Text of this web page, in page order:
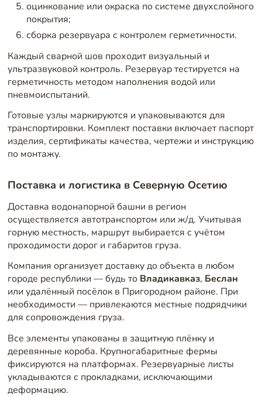
оцинкование или окраска по системе двухслойного
покрытия;
сборка резервуара с контролем герметичности.
Каждый сварной шов проходит визуальный и
ультразвуковой контроль. Резервуар тестируется на
герметичность методом наполнения водой или
пневмоиспытаний.
Готовые узлы маркируются и упаковываются для
транспортировки. Комплект поставки включает паспорт
изделия, сертификаты качества, чертежи и инструкцию
по монтажу.
Поставка и логистика в Северную Осетию
Доставка водонапорной башни в регион
осуществляется автотранспортом или ж/д. Учитывая
горную местность, маршрут выбирается с учётом
проходимости дорог и габаритов груза.
Компания организует доставку до объекта в любом
городе республики — будь то Владикавказ, Беслан
или удалённый посёлок в Пригородном районе. При
необходимости — привлекаются местные подрядчики
для сопровождения груза.
Все элементы упакованы в защитную плёнку и
деревянные короба. Крупногабаритные фермы
фиксируются на платформах. Резервуарные листы
укладываются с прокладками, исключающими
деформацию.